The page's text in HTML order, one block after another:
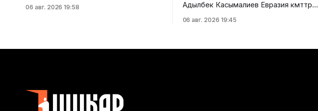
таштанды калдыктарын
техникалык көзөмөл министрлигинен
башкармалыгынын тескөөчүлөрү жүргүзгөн
текшерүүдө экологиялык талаптарды
06 авг. 2026 19:58
Адылбек Касымалиев Евразия өкмөттөр
курамдагы жыйынына катышты. Бул
06 авг. 2026 19:45